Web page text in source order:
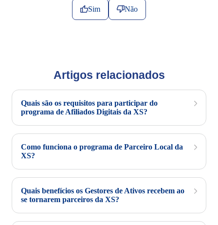
Sim Não
Artigos relacionados
Quais são os requisitos para participar do
programa de Afiliados Digitais da XS?
Como funciona o programa de Parceiro Local da
XS?
Quais benefícios os Gestores de Ativos recebem ao
se tornarem parceiros da XS?